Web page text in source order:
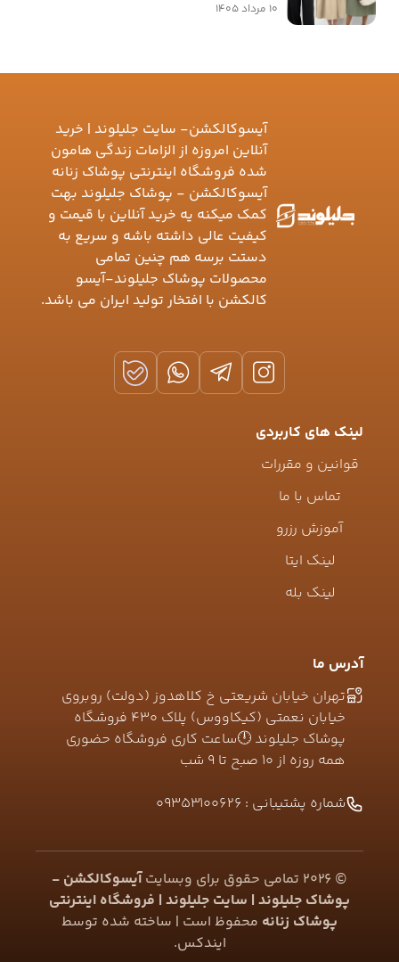
10 مرداد 1405
آیسوکالکشن- سایت جلیلوند | خرید
آنلاین امروزه از الزامات زندگی هامون
شده فروشگاه اینترنتی پوشاک زنانه
آیسوکالکشن - پوشاک جلیلوند بهت
کمک میکنه یه خرید آنلاین با قیمت و
کیفیت عالی داشته باشه و سریع به
دستت برسه هم چنین تمامی
محصولات پوشاک جلیلوند-آیسو
کالکشن با افتخار تولید ایران می باشد.
لینک های کاربردی
قوانین و مقررات
تماس با ما
آموزش رزرو
لینک ایتا
لینک بله
آدرس ما
تهران خیابان شریعتی خ کلاهدوز (دولت) روبروی
خیابان نعمتی (کیکاووس) پلاک ۴۳۰ فروشگاه
پوشاک جلیلوند 🕛ساعت کاری فروشگاه حضوری
همه روزه از ۱۰ صبح تا ۹ شب
شماره پشتیبانی : 09353100626
©
2026 تمامی حقوق برای وبسایتآیسوکالکشن -
پوشاک جلیلوند | سایت جلیلوند | فروشگاه اینترنتی
پوشاک زنانه محفوظ است | ساخته شده توسط
ایندکس.